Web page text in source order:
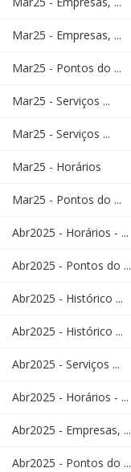
Mar25 - Empresas, ...
Mar25 - Pontos do ...
Mar25 - Serviços ...
Mar25 - Serviços ...
Mar25 - Horários
Mar25 - Pontos do ...
Abr2025 - Horários - ...
Abr2025 - Pontos do ...
Abr2025 - Histórico ...
Abr2025 - Histórico ...
Abr2025 - Serviços ...
Abr2025 - Horários - ...
Abr2025 - Empresas, ...
Abr2025 - Pontos do ...